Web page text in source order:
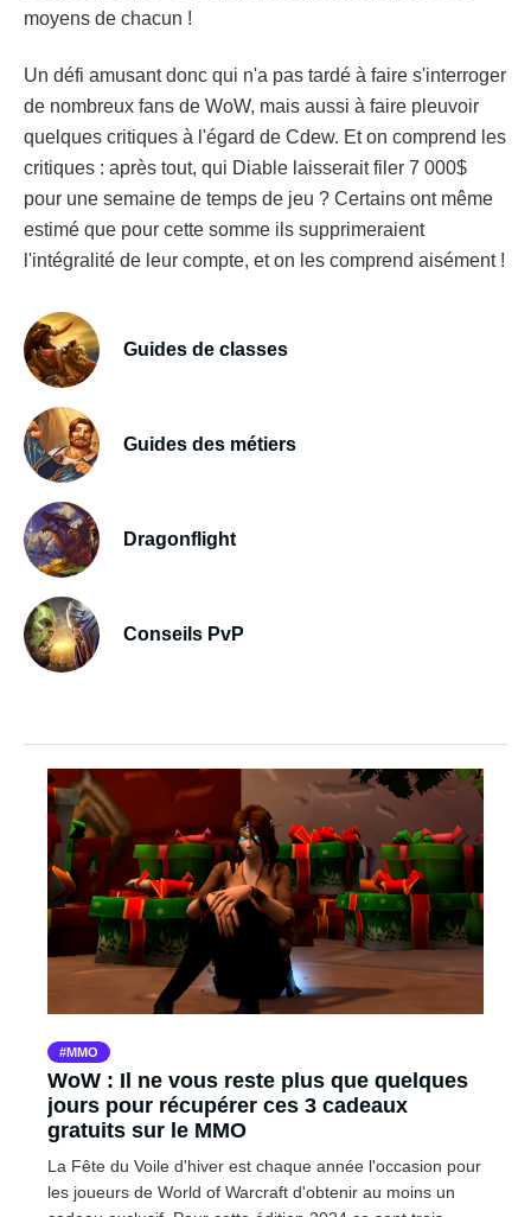
moyens de chacun !
Un défi amusant donc qui n'a pas tardé à faire s'interroger
de nombreux fans de WoW, mais aussi à faire pleuvoir
quelques critiques à l'égard de Cdew. Et on comprend les
critiques : après tout, qui Diable laisserait filer 7 000$
pour une semaine de temps de jeu ? Certains ont même
estimé que pour cette somme ils supprimeraient
l'intégralité de leur compte, et on les comprend aisément !
Guides de classes
Guides des métiers
Dragonflight
Conseils PvP
MMO
WoW : Il ne vous reste plus que quelques
jours pour récupérer ces 3 cadeaux
gratuits sur le MMO
La Fête du Voile d'hiver est chaque année l'occasion pour
les joueurs de World of Warcraft d'obtenir au moins un